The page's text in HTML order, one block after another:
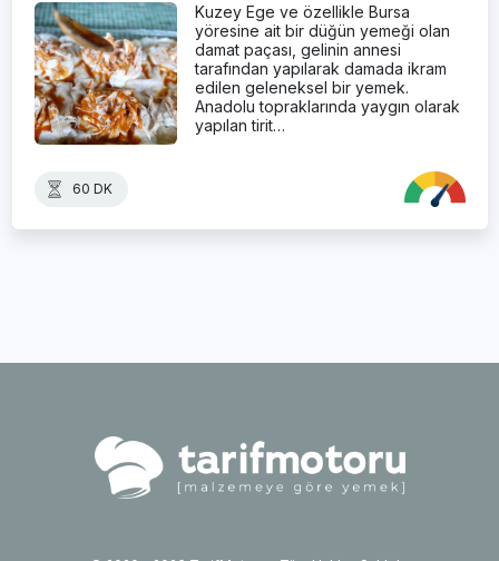
Kuzey Ege ve özellikle Bursa
yöresine ait bir düğün yemeği olan
damat paçası, gelinin annesi
tarafından yapılarak damada ikram
edilen geleneksel bir yemek.
Anadolu topraklarında yaygın olarak
yapılan tirit…
60 DK